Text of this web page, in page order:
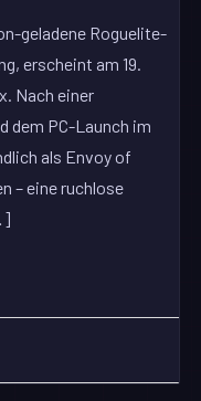
geladene Roguelite-
erscheint am 19.
Nach einer
dem PC-Launch im
als Envoy of
– eine ruchlose